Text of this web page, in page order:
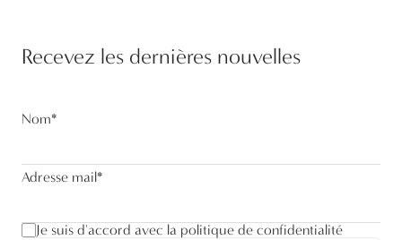
Recevez les dernières nouvelles
Nom*
Adresse mail*
Je suis d'accord avec la politique de confidentialité